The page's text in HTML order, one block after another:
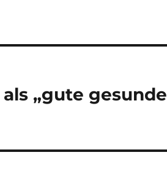
„gute gesunde